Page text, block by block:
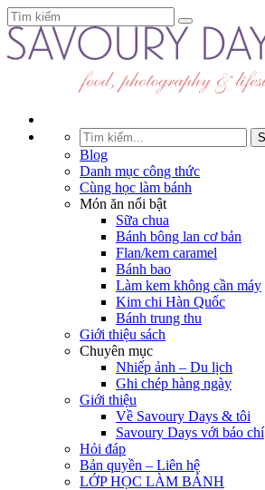
Blog
Danh mục công thức
Cùng học làm bánh
Món ăn nổi bật
Sữa chua
Bánh bông lan cơ bản
Flan/kem caramel
Bánh bao
Làm kem không cần máy
Kim chi Hàn Quốc
Bánh trung thu
Giới thiệu sách
Chuyên mục
Nhiếp ảnh – Du lịch
Ghi chép hàng ngày
Giới thiệu
Về Savoury Days & tôi
Savoury Days với báo chí
Hỏi đáp
Bản quyền – Liên hệ
LỚP HỌC LÀM BÁNH